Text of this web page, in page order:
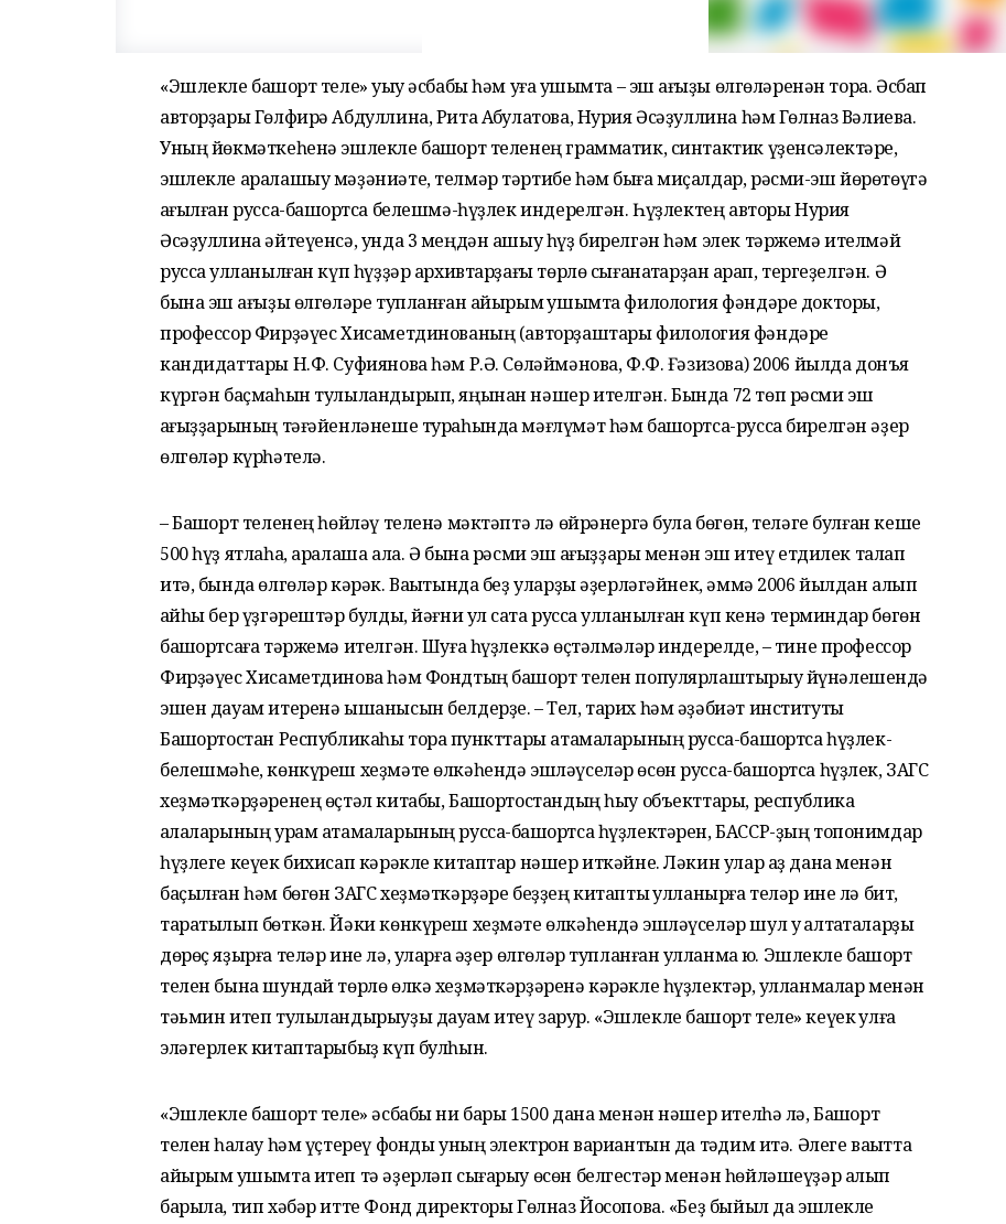
«Эшлекле башҡорт теле» уҡыу әсбабы һәм уға ҡушымта – эш ҡағыҙы өлгөләренән тора. Әсбап
авторҙары Гөлфирә Абдуллина, Рита Аҡбулатова, Нурия Әсәҙуллина һәм Гөлназ Вәлиева.
Уның йөкмәткеһенә эшлекле башҡорт теленең грамматик, синтактик үҙенсәлектәре,
эшлекле аралашыу мәҙәниәте, телмәр тәртибе һәм быға миҫалдар, рәсми-эш йөрөтөүгә
ҡағылған русса-башҡортса белешмә-һүҙлек индерелгән. Һүҙлектең авторы Нурия
Әсәҙуллина әйтеүенсә, унда 3 меңдән ашыу һүҙ бирелгән һәм элек тәржемә ителмәй
русса ҡулланылған күп һүҙҙәр архивтарҙағы төрлө сығанаҡтарҙан ҡарап, тергеҙелгән. Ә
бына эш ҡағыҙы өлгөләре тупланған айырым ҡушымта филология фәндәре докторы,
профессор Фирҙәүес Хисаметдинованың (авторҙаштары филология фәндәре
кандидаттары Н.Ф. Суфиянова һәм Р.Ә. Сөләймәнова, Ф.Ф. Ғәзизова) 2006 йылда донъя
күргән баҫмаһын тулыландырып, яңынан нәшер ителгән. Бында 72 төп рәсми эш
ҡағыҙҙарының тәғәйенләнеше тураһында мәғлүмәт һәм башҡортса-русса бирелгән әҙер
өлгөләр күрһәтелә.
– Башҡорт теленең һөйләү теленә мәктәптә лә өйрәнергә була бөгөн, теләге булған кеше
500 һүҙ ятлаһа, аралаша ала. Ә бына рәсми эш ҡағыҙҙары менән эш итеү етдилек талап
итә, бында өлгөләр кәрәк. Ваҡытында беҙ уларҙы әҙерләгәйнек, әммә 2006 йылдан алып
ҡайһы бер үҙгәрештәр булды, йәғни ул саҡта русса ҡулланылған күп кенә терминдар бөгөн
башҡортсаға тәржемә ителгән. Шуға һүҙлеккә өҫтәлмәләр индерелде, – тине профессор
Фирҙәүес Хисаметдинова һәм Фондтың башҡорт телен популярлаштырыу йүнәлешендә
эшен дауам итеренә ышанысын белдерҙе. – Тел, тарих һәм әҙәбиәт институты
Башҡортостан Республикаһы тораҡ пункттары атамаларының русса-башҡортса һүҙлек-
белешмәһе, көнкүреш хеҙмәте өлкәһендә эшләүселәр өсөн русса-башҡортса һүҙлек, ЗАГС
хеҙмәткәрҙәренең өҫтәл китабы, Башҡортостандың һыу объекттары, республика
ҡалаларының урам атамаларының русса-башҡортса һүҙлектәрен, БАССР-ҙың топонимдар
һүҙлеге кеүек бихисап кәрәкле китаптар нәшер иткәйне. Ләкин улар аҙ дана менән
баҫылған һәм бөгөн ЗАГС хеҙмәткәрҙәре беҙҙең китапты ҡулланырға теләр ине лә бит,
таратылып бөткән. Йәки көнкүреш хеҙмәте өлкәһендә эшләүселәр шул уҡ алтаҡталарҙы
дөрөҫ яҙырға теләр ине лә, уларға әҙер өлгөләр тупланған ҡулланма юҡ. Эшлекле башҡорт
телен бына шундай төрлө өлкә хеҙмәткәрҙәренә кәрәкле һүҙлектәр, ҡулланмалар менән
тәьмин итеп тулыландырыуҙы дауам итеү зарур. «Эшлекле башҡорт теле» кеүек ҡулға
эләгерлек китаптарыбыҙ күп булһын.
«Эшлекле башҡорт теле» әсбабы ни бары 1500 дана менән нәшер ителһә лә, Башҡорт
телен һаҡлау һәм үҫтереү фонды уның электрон вариантын да тәҡдим итә. Әлеге ваҡытта
айырым ҡушымта итеп тә әҙерләп сығарыу өсөн белгестәр менән һөйләшеүҙәр алып
барыла, тип хәбәр итте Фонд директоры Гөлназ Йосопова. «Беҙ быйыл да эшлекле